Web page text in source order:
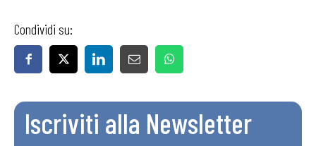
Condividi su:
Iscriviti alla Newsletter